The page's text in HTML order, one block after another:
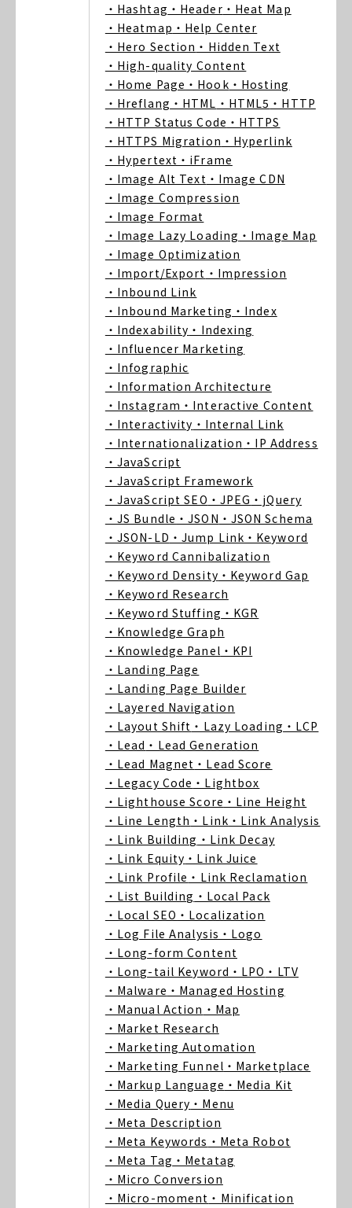
・Hashtag ・Header ・Heat Map
・Heatmap ・Help Center
・Hero Section ・Hidden Text
・High-quality Content
・Home Page ・Hook ・Hosting
・Hreflang ・HTML ・HTML5 ・HTTP
・HTTP Status Code ・HTTPS
・HTTPS Migration ・Hyperlink
・Hypertext ・iFrame
・Image Alt Text ・Image CDN
・Image Compression
・Image Format
・Image Lazy Loading ・Image Map
・Image Optimization
・Import/Export ・Impression
・Inbound Link
・Inbound Marketing ・Index
・Indexability ・Indexing
・Influencer Marketing
・Infographic
・Information Architecture
・Instagram ・Interactive Content
・Interactivity ・Internal Link
・Internationalization ・IP Address
・JavaScript
・JavaScript Framework
・JavaScript SEO ・JPEG ・jQuery
・JS Bundle ・JSON ・JSON Schema
・JSON-LD ・Jump Link ・Keyword
・Keyword Cannibalization
・Keyword Density ・Keyword Gap
・Keyword Research
・Keyword Stuffing ・KGR
・Knowledge Graph
・Knowledge Panel ・KPI
・Landing Page
・Landing Page Builder
・Layered Navigation
・Layout Shift ・Lazy Loading ・LCP
・Lead ・Lead Generation
・Lead Magnet ・Lead Score
・Legacy Code ・Lightbox
・Lighthouse Score ・Line Height
・Line Length ・Link ・Link Analysis
・Link Building ・Link Decay
・Link Equity ・Link Juice
・Link Profile ・Link Reclamation
・List Building ・Local Pack
・Local SEO ・Localization
・Log File Analysis ・Logo
・Long-form Content
・Long-tail Keyword ・LPO ・LTV
・Malware ・Managed Hosting
・Manual Action ・Map
・Market Research
・Marketing Automation
・Marketing Funnel ・Marketplace
・Markup Language ・Media Kit
・Media Query ・Menu
・Meta Description
・Meta Keywords ・Meta Robot
・Meta Tag ・Metatag
・Micro Conversion
・Micro-moment ・Minification